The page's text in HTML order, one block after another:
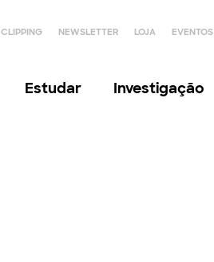
CLIPPING NEWSLETTER LOJA EVENTOS
Estudar Investigação